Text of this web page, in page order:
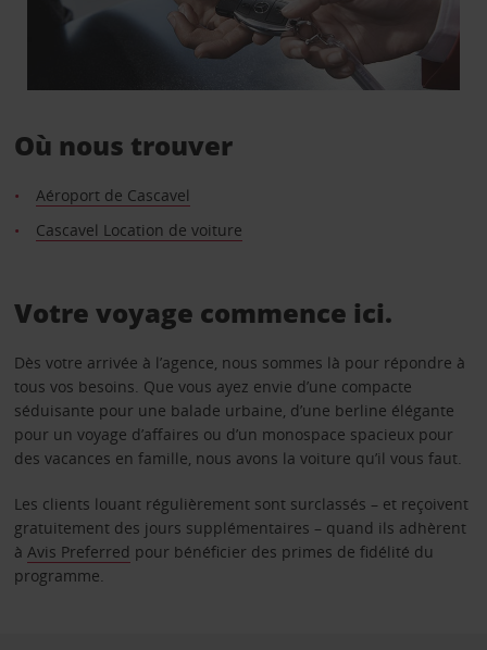
Où nous trouver
Aéroport de Cascavel
Cascavel Location de voiture
Votre voyage commence ici.
Dès votre arrivée à l’agence, nous sommes là pour répondre à
tous vos besoins. Que vous ayez envie d’une compacte
séduisante pour une balade urbaine, d’une berline élégante
pour un voyage d’affaires ou d’un monospace spacieux pour
des vacances en famille, nous avons la voiture qu’il vous faut.
Les clients louant régulièrement sont surclassés – et reçoivent
gratuitement des jours supplémentaires – quand ils adhèrent
à Avis Preferred pour bénéficier des primes de fidélité du
programme.